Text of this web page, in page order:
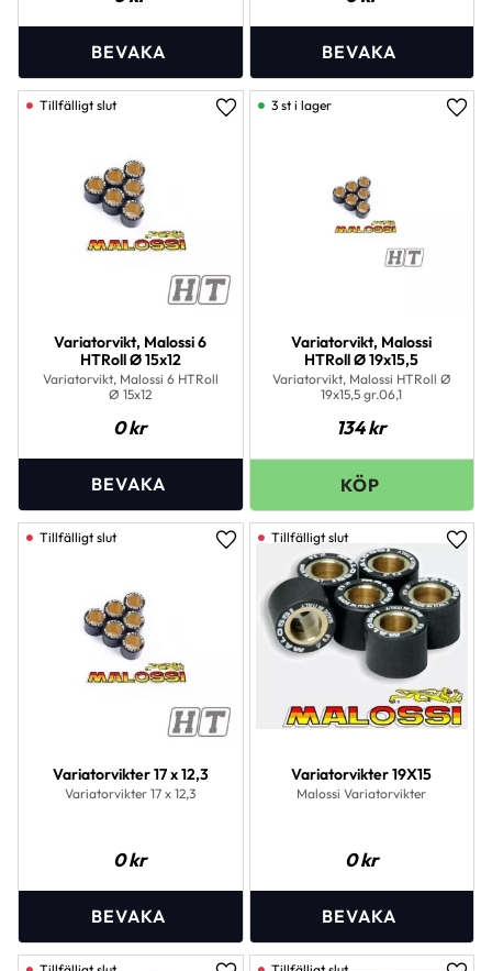
Variatorvikt, Malossi 6
HTRoll Ø 15x12
Variatorvikt, Malossi 6 HTRoll
Ø 15x12
0kr
Lägg till i favoriter
Variatorvikt, Malossi
HTRoll Ø 19x15,5
Variatorvikt, Malossi HTRoll Ø
19x15,5 gr.06,1
134kr
3 st i lager
Variatorvikter 17 x 12,3
Variatorvikter 17 x 12,3
0kr
Lägg till i favoriter
Variatorvikter 19X15
Malossi Variatorvikter
0kr